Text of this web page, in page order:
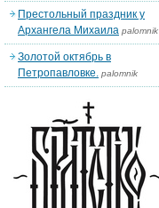
Престольный праздник у
Архангела Михаила palomnik
Золотой октябрь в
Петропавловке. palomnik